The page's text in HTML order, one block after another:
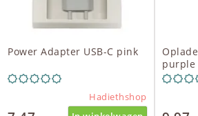
Power Adapter USB-C pink
Hadiethshop
purple